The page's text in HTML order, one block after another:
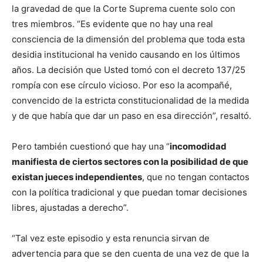
la gravedad de que la Corte Suprema cuente solo con
tres miembros. “Es evidente que no hay una real
consciencia de la dimensión del problema que toda esta
desidia institucional ha venido causando en los últimos
años. La decisión que Usted tomó con el decreto 137/25
rompía con ese círculo vicioso. Por eso la acompañé,
convencido de la estricta constitucionalidad de la medida
y de que había que dar un paso en esa dirección”, resaltó.
Pero también cuestionó que hay una “incomodidad
manifiesta de ciertos sectores con la posibilidad de que
existan jueces independientes, que no tengan contactos
con la política tradicional y que puedan tomar decisiones
libres, ajustadas a derecho”.
“Tal vez este episodio y esta renuncia sirvan de
advertencia para que se den cuenta de una vez de que la